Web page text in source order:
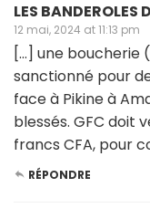
LES
12 mai, 2024 at 11:13 pm
[…] une boucherie
sanctionné pour
face à Pikine à
blessés. GFC doit
francs CFA, pour
RÉPONDRE